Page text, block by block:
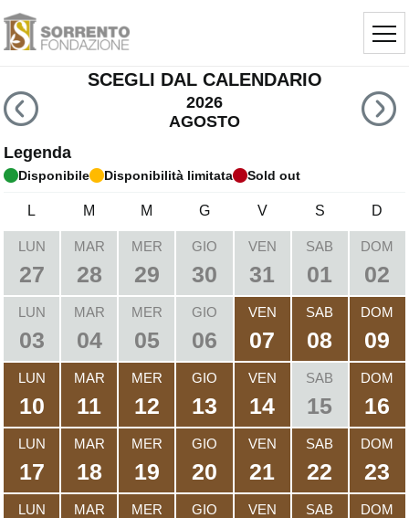
SCEGLI DAL CALENDARIO
2026
AGOSTO
Legenda
Disponibile Disponibilità limitata Sold out
L M M G V S D
LUN
27
MAR
28
MER
29
GIO
30
VEN
31
SAB
01
DOM
02
LUN
03
MAR
04
MER
05
GIO
06
VEN
07
SAB
08
DOM
09
LUN
10
MAR
11
MER
12
GIO
13
VEN
14
SAB
15
DOM
16
LUN
17
MAR
18
MER
19
GIO
20
VEN
21
SAB
22
DOM
23
LUN MAR MER GIO VEN SAB DOM